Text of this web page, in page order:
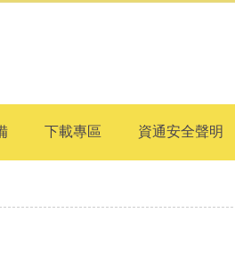
下載專區 資通安全聲明